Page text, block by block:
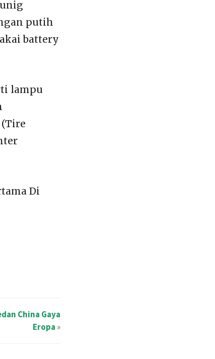
putih
battery
lampu
(Tire
Di
China Gaya
Eropa »